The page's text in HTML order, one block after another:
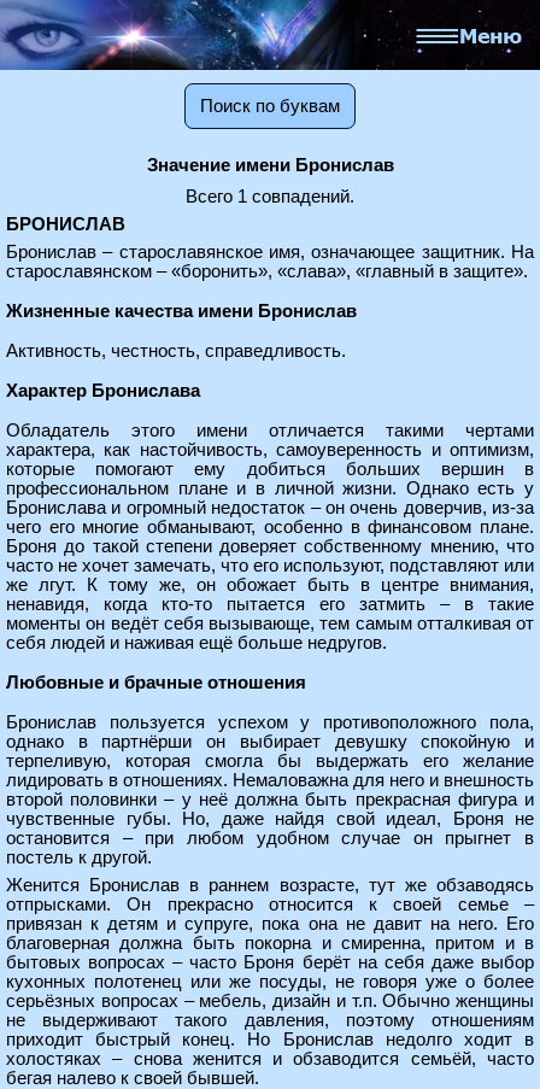
Поиск по буквам
Значение имени Бронислав
Всего 1 совпадений.
БРОНИСЛАВ
Бронислав – старославянское имя, означающее защитник. На
старославянском – «боронить», «слава», «главный в защите».
Жизненные качества имени Бронислав
Активность, честность, справедливость.
Характер Бронислава
Обладатель этого имени отличается такими чертами
характера, как настойчивость, самоуверенность и оптимизм,
которые помогают ему добиться больших вершин в
профессиональном плане и в личной жизни. Однако есть у
Бронислава и огромный недостаток – он очень доверчив, из-за
чего его многие обманывают, особенно в финансовом плане.
Броня до такой степени доверяет собственному мнению, что
часто не хочет замечать, что его используют, подставляют или
же лгут. К тому же, он обожает быть в центре внимания,
ненавидя, когда кто-то пытается его затмить – в такие
моменты он ведёт себя вызывающе, тем самым отталкивая от
себя людей и наживая ещё больше недругов.
Любовные и брачные отношения
Бронислав пользуется успехом у противоположного пола,
однако в партнёрши он выбирает девушку спокойную и
терпеливую, которая смогла бы выдержать его желание
лидировать в отношениях. Немаловажна для него и внешность
второй половинки – у неё должна быть прекрасная фигура и
чувственные губы. Но, даже найдя свой идеал, Броня не
остановится – при любом удобном случае он прыгнет в
постель к другой.
Женится Бронислав в раннем возрасте, тут же обзаводясь
отпрысками. Он прекрасно относится к своей семье –
привязан к детям и супруге, пока она не давит на него. Его
благоверная должна быть покорна и смиренна, притом и в
бытовых вопросах – часто Броня берёт на себя даже выбор
кухонных полотенец или же посуды, не говоря уже о более
серьёзных вопросах – мебель, дизайн и т.п. Обычно женщины
не выдерживают такого давления, поэтому отношениям
приходит быстрый конец. Но Бронислав недолго ходит в
холостяках – снова женится и обзаводится семьёй, часто
бегая налево к своей бывшей.